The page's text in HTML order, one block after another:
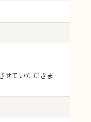
せていただきま